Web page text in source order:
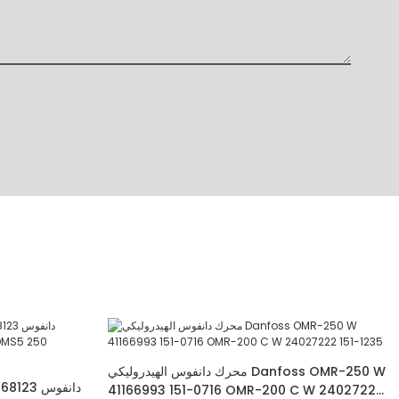
محرك دانفوس الهيدروليكي Danfoss OMR-250 W
41166993 151-0716 OMR-200 C W 24027222